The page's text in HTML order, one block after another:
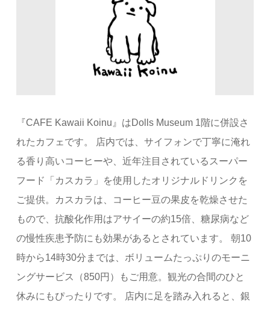
『CAFE Kawaii Koinu』はDolls Museum 1階に併設さ
れたカフェです。 店内では、サイフォンで丁寧に淹れ
る香り高いコーヒーや、近年注目されているスーパー
フード「カスカラ」を使用したオリジナルドリンクを
ご提供。カスカラは、コーヒー豆の果皮を乾燥させた
もので、抗酸化作用はアサイーの約15倍、糖尿病など
の慢性疾患予防にも効果があるとされています。 朝10
時から14時30分までは、ボリュームたっぷりのモーニ
ングサービス（850円）もご用意。観光の合間のひと
休みにもぴったりです。 店内に足を踏み入れると、銀